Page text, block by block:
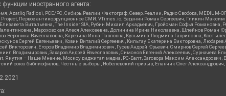
иностранного агента:
Radiosi, PCE/PC, Сибирь.Реалии, Фактограф, Север.Реалии, Радио Свобода,
Первое антикоррупционное СМИ, VTimes.io, Баданин Роман Сергеевич, Гликин
Витальевна, The Insider SIA, Рубин Михаил Аркадьевич, Гройсман Софья
Мароховская Алеся Алексеевна, Долинина Ирина Николаевна, Шлейнов Роман
Вероника Вячеславовна, Карезина Инна Павловна, Кузьмина Людмила Гавриловна,
Сергей Евгеньевич, Ковин Виталий Сергеевич, Кильтау Екатерина Викторовна,
Викторович, Егоров Владимир Владимирович, Гусев Андрей Юрьевич, Смирнов Сергей
Владимирович, Захаров Андрей Вячеславович, Симонов Евгений Алексеевич, Сурначева
– Наше Мнение, Москоу диджитал медиа, РС-Балт, Заговора Максим Александрович,
союз библиофилов, Честные выборы, Нобелевский призыв, Еланчик Олег Александрович,